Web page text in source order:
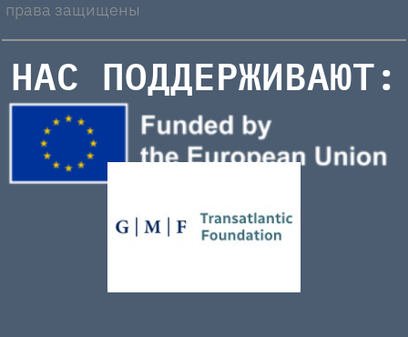
права защищены
НАС ПОДДЕРЖИВАЮТ: